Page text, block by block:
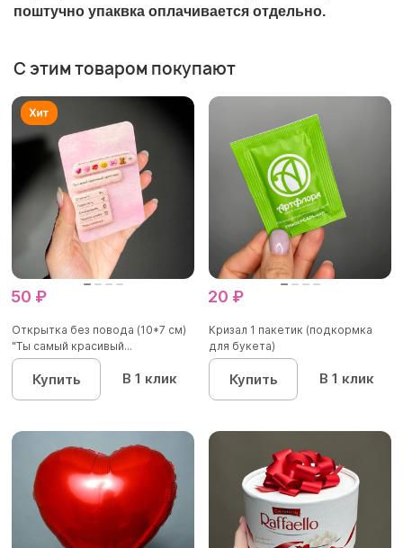
поштучно упаквка оплачивается отдельно.
С этим товаром покупают
50 ₽
Открытка без повода (10*7 см)
"Ты самый красивый...
Купить В 1 клик
20 ₽
Кризал 1 пакетик (подкормка
для букета)
Купить В 1 клик